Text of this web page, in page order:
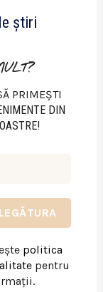
știri
PRIMEȘTI
DIN
politica
pentru